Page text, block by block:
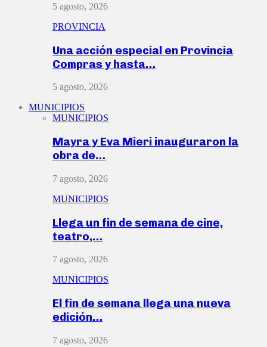
5 agosto, 2026
PROVINCIA
Una acción especial en Provincia
Compras y hasta…
5 agosto, 2026
MUNICIPIOS
MUNICIPIOS
Mayra y Eva Mieri inauguraron la
obra de…
7 agosto, 2026
MUNICIPIOS
Llega un fin de semana de cine,
teatro,…
7 agosto, 2026
MUNICIPIOS
El fin de semana llega una nueva
edición…
7 agosto, 2026